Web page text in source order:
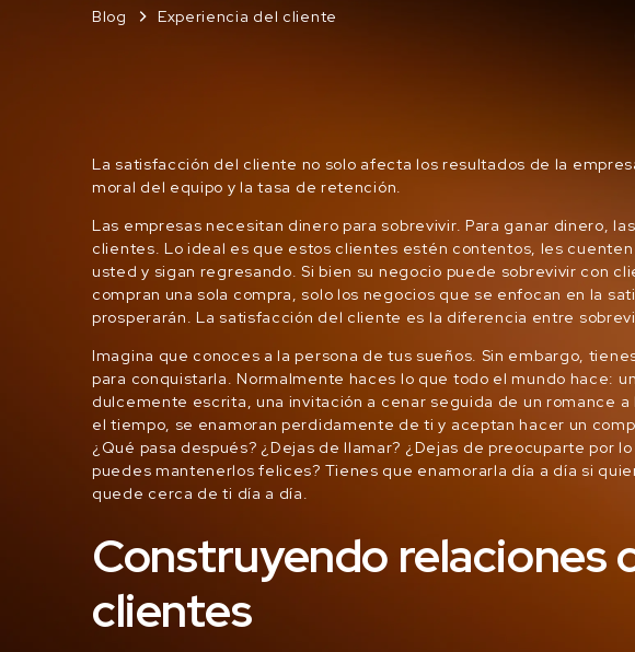
Blog Experiencia del cliente
La satisfacción del cliente no solo afecta los resultados de la
moral del equipo y la tasa de retención.
Las empresas necesitan dinero para sobrevivir. Para ganar dinero,
clientes. Lo ideal es que estos clientes estén contentos, les cuenten
usted y sigan regresando. Si bien su negocio puede sobrevivir con
compran una sola compra, solo los negocios que se enfocan en la
prosperarán. La satisfacción del cliente es la diferencia entre
Imagina que conoces a la persona de tus sueños. Sin embargo,
para conquistarla. Normalmente haces lo que todo el mundo hace:
dulcemente escrita, una invitación a cenar seguida de un romance a
el tiempo, se enamoran perdidamente de ti y aceptan hacer un
¿Qué pasa después? ¿Dejas de llamar? ¿Dejas de preocuparte por
puedes mantenerlos felices? Tienes que enamorarla día a día si
quede cerca de ti día a día.
Construyendo relaciones
clientes